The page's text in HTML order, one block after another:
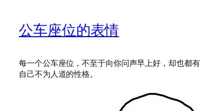
公车座位的表情
每一个公车座位，不至于向你问声早上好，却也都有
自己不为人道的性格。